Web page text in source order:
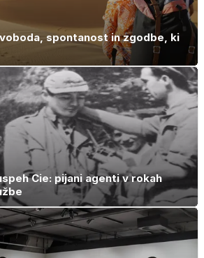
spontanost in zgodbe, ki
Cie: pijani agenti v rokah